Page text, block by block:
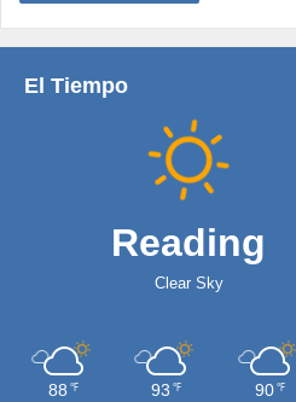
El Tiempo
Reading
Clear Sky
88 ℉ 93 ℉ 90 ℉